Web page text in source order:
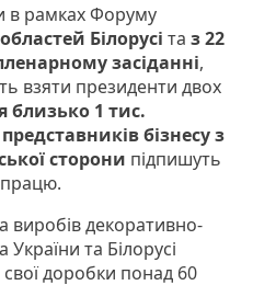
в рамках Форуму
Білорусі та з 22
засіданні,
взяти президенти двох
близько 1 тис.
бізнесу з
сторони підпишуть
виробів декоративно-
та Білорусі
доробки понад 60